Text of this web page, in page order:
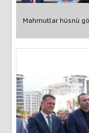
Mahmutlar hüsnü